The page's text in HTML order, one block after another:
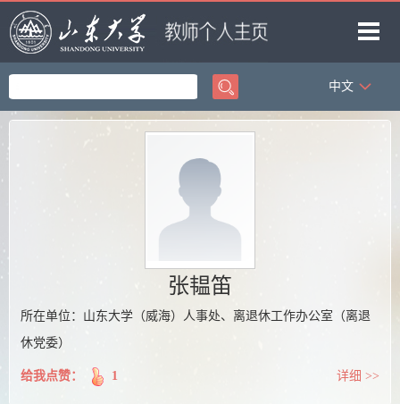
首页
我的相册
中文
张韫笛
所在单位：山东大学（威海）人事处、离退休工作办公室（离退
休党委）
给我点赞： 1 详细 >>